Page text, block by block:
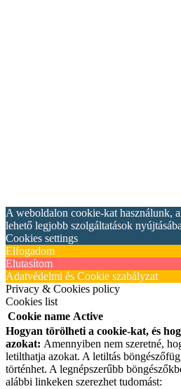
A weboldalon cookie-kat használunk,
lehető legjobb szolgáltatások
Cookies settings
Elfogadom
Elutasítom
Adatvédelmi és Cookie szabályzat
Privacy & Cookies policy
Cookies list
Cookie name Active
Hogyan törölheti a cookie-kat, és
azokat: Amennyiben nem szeretné,
letilthatja azokat. A letiltás
történhet. A legnépszerűbb
alábbi linkeken szerezhet tudomást: